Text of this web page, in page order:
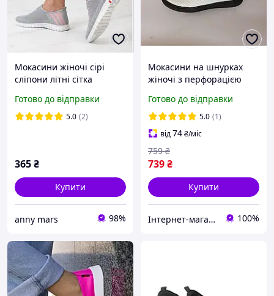
Мокасини жіночі сірі
сліпони літні сітка
Готово до відправки
5.0 (2)
365₴
Купити
anny mars 98%
Мокасини на шнурках
жіночі з перфорацією
літні легкі зручні 36 23.0
Готово до відправки
5.0 (1)
від74₴/міс
739₴
759 ₴
Купити
Інтернет-магазин №1 Взуття,одяг кожному 100%